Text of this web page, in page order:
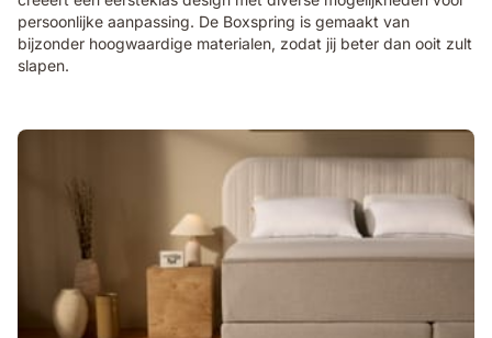
persoonlijke aanpassing. De Boxspring is gemaakt van
bijzonder hoogwaardige materialen, zodat jij beter dan ooit zult
slapen.